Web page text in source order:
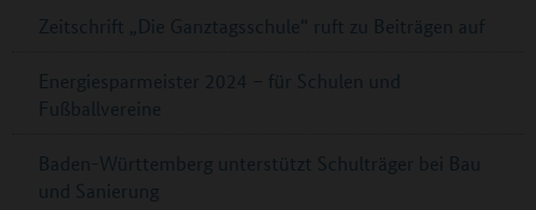
Zeitschrift „Die Ganztagsschule“ ruft zu Beiträgen auf
Energiesparmeister 2024 – für Schulen und
Fußballvereine
Baden-Württemberg unterstützt Schulträger bei Bau
und Sanierung